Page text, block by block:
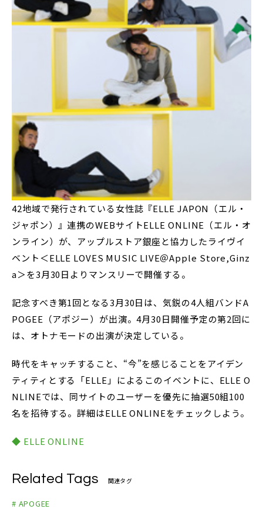
42地域で発行されている女性誌『ELLE JAPON（エル・
ジャポン）』連携のWEBサイトELLE ONLINE（エル・オ
ンライン）が、アップルストア銀座と協力したライヴイ
ベント＜ELLE LOVES MUSIC LIVE＠Apple Store,Ginz
a＞を3月30日よりマンスリーで開催する。
記念すべき第1回となる3月30日は、気鋭の4人組バンドA
POGEE（アポジー）が出演。4月30日開催予定の第2回に
は、オトナモードの出演が決定している。
時代をキャッチすること、“今”を感じることをアイデン
ティティとする「ELLE」によるこのイベントに、ELLE O
NLINEでは、同サイトのユーザーを優先に抽選50組100
名を招待する。詳細はELLE ONLINEをチェックしよう。
◆ ELLE ONLINE
Related Tags 関連タグ
# APOGEE